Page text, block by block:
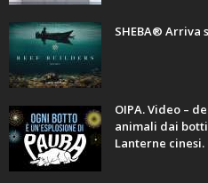
SHEBA® Arriva
OIPA. Video –
animali dai
Lanterne cinesi.